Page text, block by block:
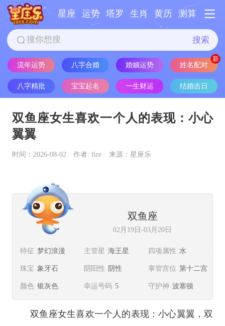
星座 运势 塔罗 生肖 黄历 测算
搜索
流年运势 八字合婚 婚姻运势 姓名配对
八字精批 宝宝起名 一生财运 结婚吉日
双鱼座女生喜欢一个人的表现：小心
翼翼
时间：2026-08-02 作者: fire 来源：星座乐
双鱼座
02月19日-03月20日
特征 梦幻浪漫 主管星 海王星 四项属性 水
珠宝 象牙石 阴阳性 阴性 掌管宫位 第十二宫
颜色 银灰色 幸运号码 5 守护神 波塞顿
双鱼座女生喜欢一个人的表现：小心翼翼，双